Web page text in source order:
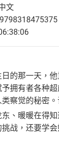
文
的那一天，
拥有者各种
察觉的秘密
、暖暖在得
战，还要学